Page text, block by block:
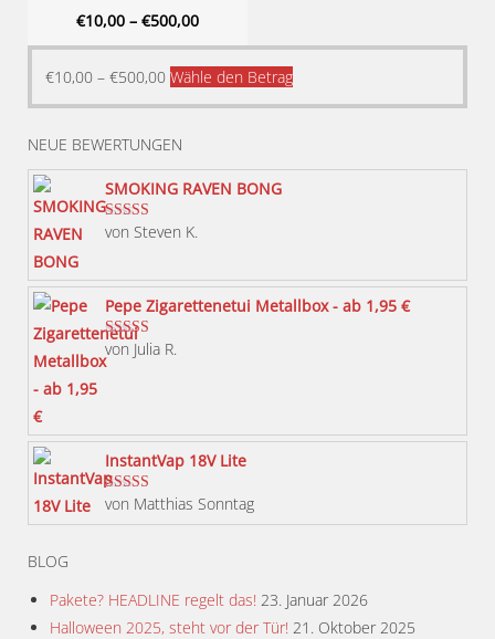
€10,00 – €500,00
€10,00 – €500,00 Wähle den BetragDieses
Produkt
können
werden
NEUE BEWERTUNGEN
SMOKING RAVEN BONG
Bewertet mit
von Steven K.
Pepe Zigarettenetui Metallbox - ab 1,95 €
Bewertet mit
5
von Julia R.
InstantVap 18V Lite
Bewertet mit
5von 5
von Matthias Sonntag
BLOG
Pakete? HEADLINE regelt das! 23. Januar 2026
Halloween 2025, steht vor der Tür! 21. Oktober 2025